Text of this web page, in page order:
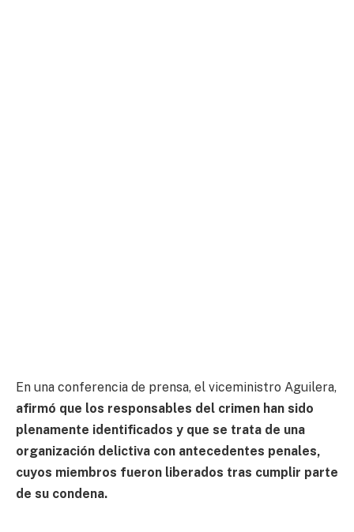
En una conferencia de prensa, el viceministro Aguilera,
afirmó que los responsables del crimen han sido
plenamente identificados y que se trata de una
organización delictiva con antecedentes penales,
cuyos miembros fueron liberados tras cumplir parte
de su condena.